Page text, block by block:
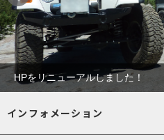
HPをリニューアルしました！
インフォメーション